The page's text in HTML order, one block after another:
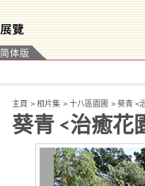
简体版
主頁 > 相片集 > 十八區園圃 > 葵青 <
葵青 <治癒花